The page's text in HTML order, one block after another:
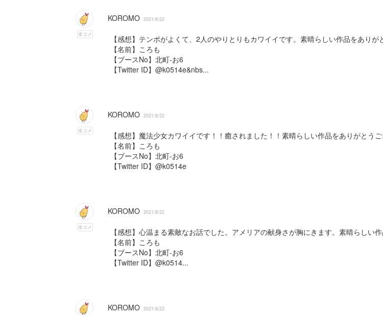
全コメ
KOROMO 2021/8/22
【感想】テンポがよくて、2人のやりとりもカワイイです。素晴らしい作品をありが
【名前】ころも
【ブースNo】北町-お6
【Twitter ID】@k0514e&nbs...
全コメ
KOROMO 2021/8/22
【感想】魔法少女カワイイです！！癒されました！！素晴らしい作品をありがとうご
【名前】ころも
【ブースNo】北町-お6
【Twitter ID】@k0514e
全コメ
KOROMO 2021/8/22
【感想】心温まる素敵なお話でした。アメリアの献身さが胸にきます。素晴らしい
【名前】ころも
【ブースNo】北町-お6
【Twitter ID】@k0514...
KOROMO 2021/8/22